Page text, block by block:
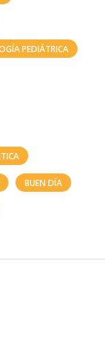
PEDIÁTRICA
BUEN DÍA